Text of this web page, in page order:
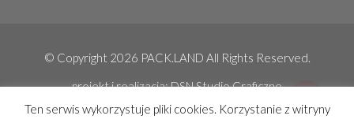
© Copyright 2026 PACK.LAND All Rights Reserved.
projekt i realizacja:DSN Studio Graficzne
Ten serwis wykorzystuje pliki cookies. Korzystanie z witryny